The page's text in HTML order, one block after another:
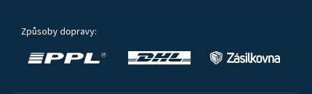
Způsoby dopravy: